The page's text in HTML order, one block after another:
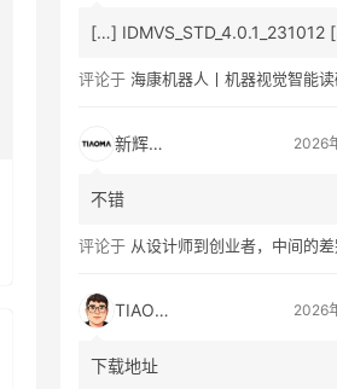
[…] IDMVS_STD_4.0.1_231012
评论于 海康机器人丨机器视觉智能读码器客户端最新版本
2026
不错
评论于 从设计师到创业者，中间的差别
2026
下载地址